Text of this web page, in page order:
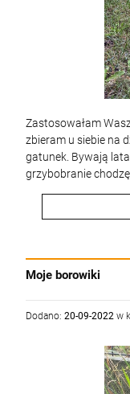
Zastosowałam
zbieram u siebie na
gatunek. Bywają
grzybobranie chodzę
Moje borowiki
Dodano: 20-09-2022 w